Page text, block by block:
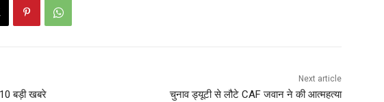
बड़ी खबरे
Next article
चुनाव ड्यूटी से लौटे CAF जवान ने की आत्महत्या